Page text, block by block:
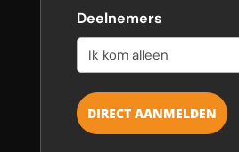
Deelnemers